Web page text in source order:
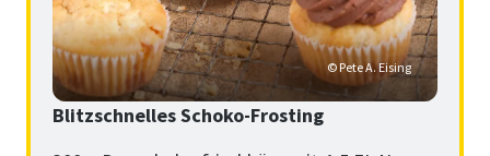
© Pete A. Eising
Blitzschnelles Schoko-Frosting